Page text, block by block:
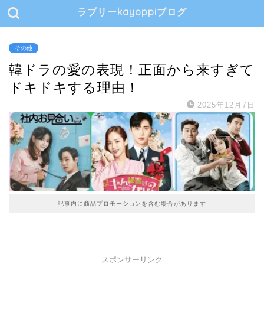
ラブリーkayoppiブログ
その他
韓ドラの愛の表現！正面から来すぎて
ドキドキする理由！
2025年12月7日
記事内に商品プロモーションを含む場合があります
スポンサーリンク